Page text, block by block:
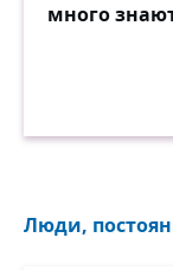
много
Люди,